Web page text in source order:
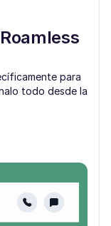
para
todo desde la